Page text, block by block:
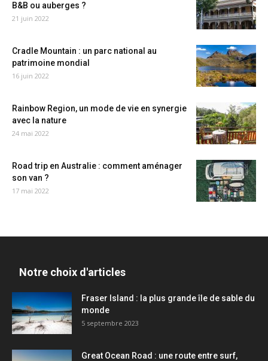
B&B ou auberges ?
21 juin 2022
Cradle Mountain : un parc national au
patrimoine mondial
16 juin 2022
Rainbow Region, un mode de vie en synergie
avec la nature
24 mai 2022
Road trip en Australie : comment aménager
son van ?
17 mai 2022
Notre choix d'articles
Fraser Island : la plus grande île de sable du
monde
5 septembre 2023
Great Ocean Road : une route entre surf,